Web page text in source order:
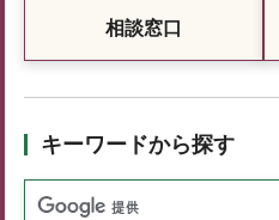
相談窓口
キーワードから探す